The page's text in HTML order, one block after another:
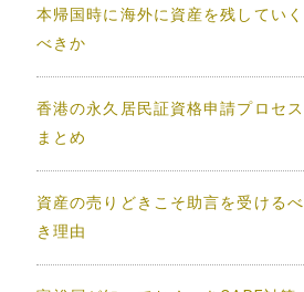
本帰国時に海外に資産を残していく
べきか
香港の永久居民証資格申請プロセス
まとめ
資産の売りどきこそ助言を受けるべ
き理由